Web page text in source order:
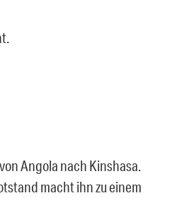
Angola nach Kinshasa.
macht ihn zu einem